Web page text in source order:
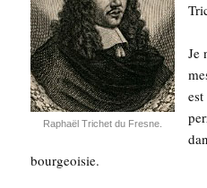
Raphaël Tri­chet du Fresne.
Je
bourgeoisie.